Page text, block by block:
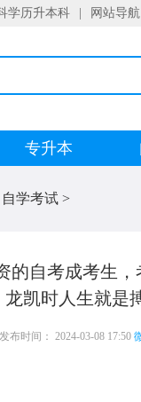
学历升本科 网站导航
专升本
自学考试 >
的自考成考生
龙凯时人生就是
发布时间： 2024-03-08 17:50